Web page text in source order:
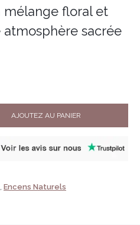
floral et
sacrée
AJOUTEZ AU PANIER
Encens Naturels